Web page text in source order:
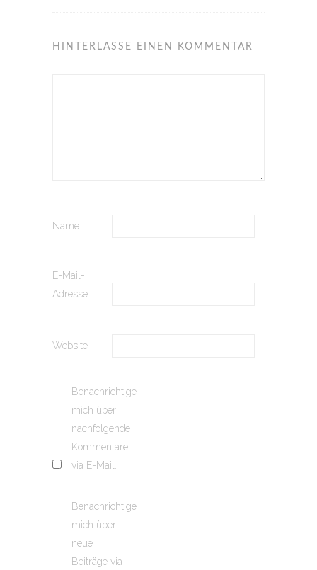
HINTERLASSE EINEN KOMMENTAR
Name
E-Mail-
Adresse
Website
Benachrichtige
mich über
nachfolgende
Kommentare
via E-Mail.
Benachrichtige
mich über
neue
Beiträge via